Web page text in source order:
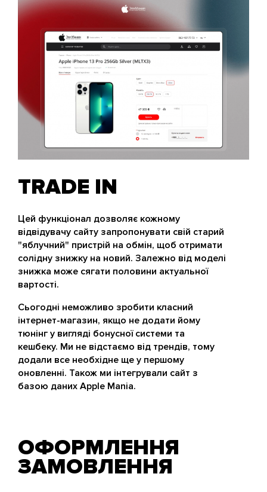
TRADE IN
Цей функціонал дозволяє кожному
відвідувачу сайту запропонувати свій старий
"яблучний" пристрій на обмін, щоб отримати
солідну знижку на новий. Залежно від моделі
знижка може сягати половини актуальної
вартості.
Сьогодні неможливо зробити класний
інтернет-магазин, якщо не додати йому
тюнінг у вигляді бонусної системи та
кешбеку. Ми не відстаємо від трендів, тому
додали все необхідне ще у першому
оновленні. Також ми інтегрували сайт з
базою даних Apple Mania.
ОФОРМЛЕННЯ
ЗАМОВЛЕННЯ